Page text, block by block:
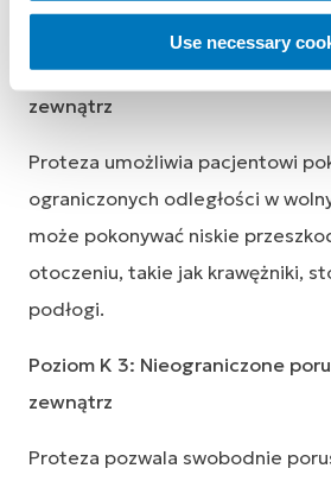
Use necessary
stałym tempie.
Poziom K 2: Ograniczone
zewnątrz
Proteza umożliwia pacjentowi
ograniczonych odległości w
może pokonywać niskie
otoczeniu, takie jak krawężniki,
podłogi.
Poziom K 3: Nieograniczone
zewnątrz
Proteza pozwala swobodnie